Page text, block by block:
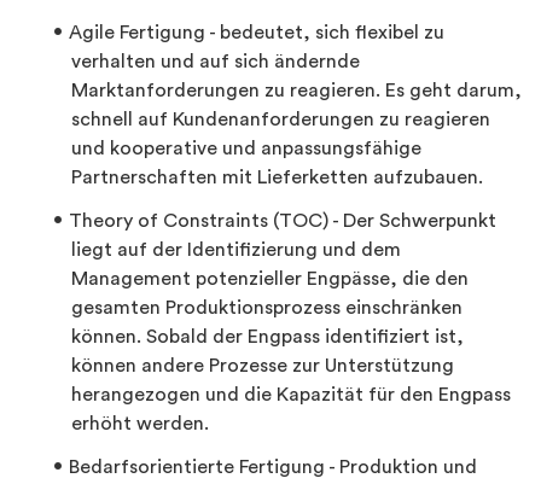
Agile Fertigung - bedeutet, sich flexibel zu
verhalten und auf sich ändernde
Marktanforderungen zu reagieren. Es geht darum,
schnell auf Kundenanforderungen zu reagieren
und kooperative und anpassungsfähige
Partnerschaften mit Lieferketten aufzubauen.
Theory of Constraints (TOC) - Der Schwerpunkt
liegt auf der Identifizierung und dem
Management potenzieller Engpässe, die den
gesamten Produktionsprozess einschränken
können. Sobald der Engpass identifiziert ist,
können andere Prozesse zur Unterstützung
herangezogen und die Kapazität für den Engpass
erhöht werden.
Bedarfsorientierte Fertigung - Produktion und